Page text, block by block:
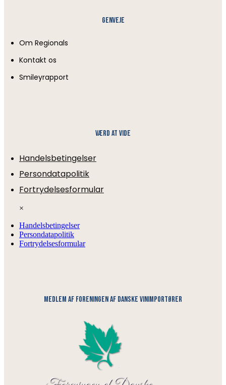
Genveje
Om Regionals
Kontakt os
Smileyrapport
Værd at vide
Handelsbetingelser
Persondatapolitik
Fortrydelsesformular
×
Handelsbetingelser
Persondatapolitik
Fortrydelsesformular
medlem af foreningen af danske vinimportører